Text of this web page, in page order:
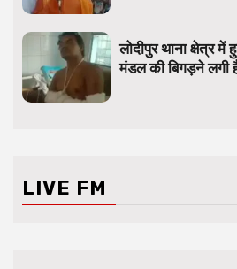
लोदीपुर थाना क्षेत्र में
मंडल की बिगड़ने लगी
LIVE FM